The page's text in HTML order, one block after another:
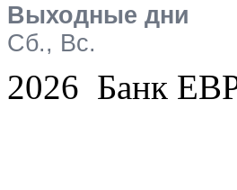
Выходные дни
Сб., Вс.
2026 Банк